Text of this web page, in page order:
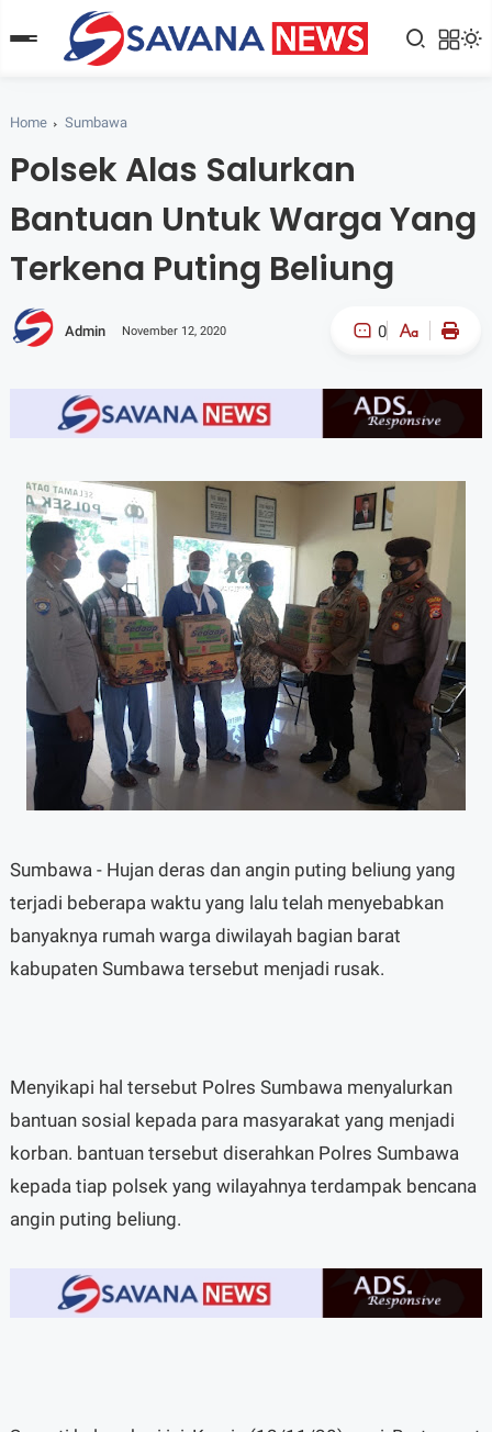
Home Sumbawa
Polsek Alas Salurkan
Bantuan Untuk Warga Yang
Terkena Puting Beliung
Admin November 12, 2020 0
A- A+
Sumbawa - Hujan deras dan angin puting beliung yang
terjadi beberapa waktu yang lalu telah menyebabkan
banyaknya rumah warga diwilayah bagian barat
kabupaten Sumbawa tersebut menjadi rusak.
Menyikapi hal tersebut Polres Sumbawa menyalurkan
bantuan sosial kepada para masyarakat yang menjadi
korban. bantuan tersebut diserahkan Polres Sumbawa
kepada tiap polsek yang wilayahnya terdampak bencana
angin puting beliung.